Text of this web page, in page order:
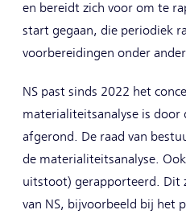
en bereidt zich voor om te
start gegaan, die periodiek
voorbereidingen onder
NS past sinds 2022 het
materialiteitsanalyse is door
afgerond. De raad van
de materialiteitsanalyse.
uitstoot) gerapporteerd. Dit
van NS, bijvoorbeeld bij het